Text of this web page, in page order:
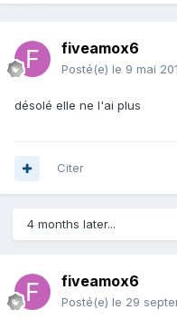
fiveamox6
Posté(e) le 9 mai
désolé elle ne l'ai plus
Citer
4 months later...
fiveamox6
Posté(e) le 29